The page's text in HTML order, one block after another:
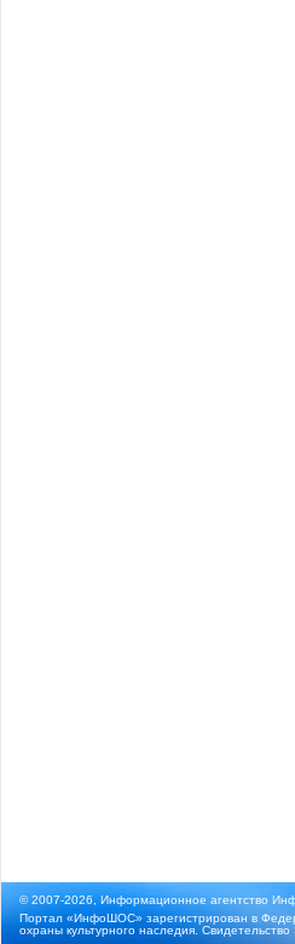
© 2007-2026, Информационное агентство
Портал «ИнфоШОС» зарегистрирован в
охраны культурного наследия.